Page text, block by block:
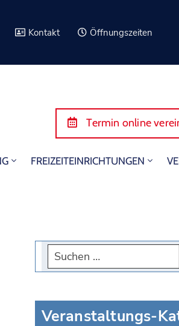
Kontakt Öffnungszeiten
Termin online
FREIZEITEINRICHTUNGEN
Veranstaltungs-